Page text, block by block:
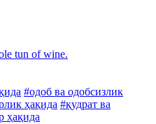
tun of wine.
#одоб ва одобсизлик
ҳақида #қудрат ва
ҳақида